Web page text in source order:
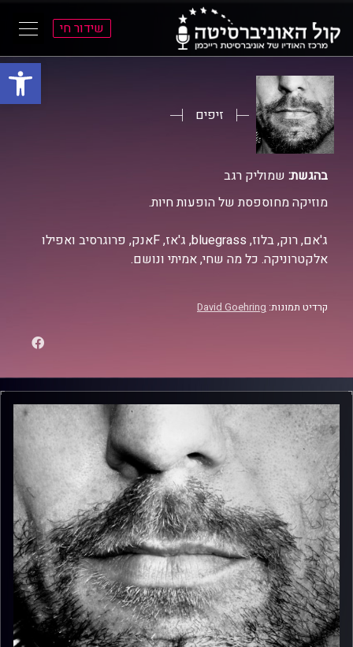
פתח
התפריט
הראשי
התוכן
הראשי
שידור חי
זיפים
בהגשת: שמוליק רגב
מוזיקה מחוספסת של הופעות חיות.
ג'אם, רוק, בלוז, bluegrass, ג'אז, Fאנק, פרוגרסיב ואפילו
אלקטרוניקה. כל מה שחי, אמיתי ונושם.
קרדיט תמונות: David Goehring